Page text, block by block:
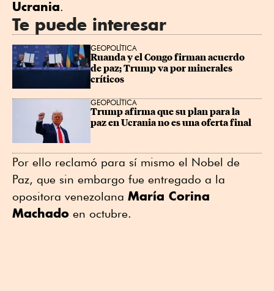
Ucrania.
Te puede interesar
GEOPOLÍTICA
Ruanda y el Congo firman acuerdo
de paz; Trump va por minerales
críticos
GEOPOLÍTICA
Trump afirma que su plan para la
paz en Ucrania no es una oferta final
Por ello reclamó para sí mismo el Nobel de
Paz, que sin embargo fue entregado a la
opositora venezolana María Corina
Machado en octubre.